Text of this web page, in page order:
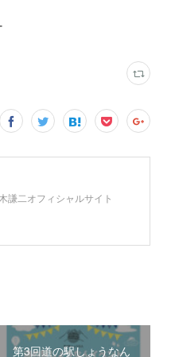
謙二オフィシャルサイト
第3回道の駅しょうなん